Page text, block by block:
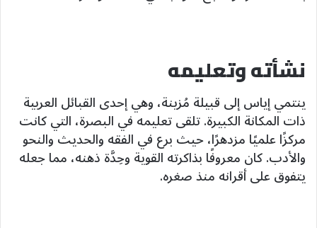
نشأته وتعليمه
ينتمي إياس إلى قبيلة مُزينة، وهي إحدى القبائل العربية
ذات المكانة الكبيرة. تلقى تعليمه في البصرة، التي كانت
مركزًا علميًا مزدهرًا، حيث برع في الفقه والحديث والنحو
والأدب. كان معروفًا بذاكرته القوية وحِدَّة ذهنه، مما جعله
يتفوق على أقرانه منذ صغره.